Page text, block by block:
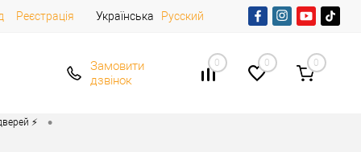
Реєстрація Українська Русский
Замовити
дзвінок
0 0 0
⚡️ •